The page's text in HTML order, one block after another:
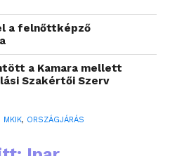
18 helyszínen,
zajlott. A
alapok és üzleti
kommunikáció
a felnőttképző
a Kamara mellett
Szakértői Szerv
MKIK, ORSZÁGJÁRÁS